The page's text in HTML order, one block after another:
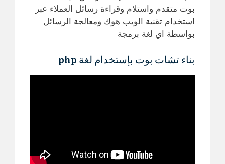
بوت متقدم واستلام وقراءة رسائل العملاء عبر
استخدام تقنية الويب هوك ومعالجة الرسائل
بواسطة اي لغة برمجة
بناء تشات بوت بإستخدام لغة php